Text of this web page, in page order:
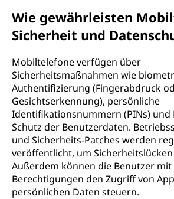
Wie gewährleisten
Sicherheit und
Mobiltelefone verfügen über
Sicherheitsmaßnahmen wie
Authentifizierung (Fingerabdruck
Gesichtserkennung), persönliche
Identifikationsnummern (PINs) und
Schutz der Benutzerdaten.
und Sicherheits-Patches werden
veröffentlicht, um
Außerdem können die Benutzer mit
Berechtigungen den Zugriff von
persönlichen Daten steuern.